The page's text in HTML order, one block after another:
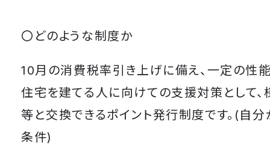
〇どのような制度か
10月の消費税率引き上げに備え、一定の性
住宅を建てる人に向けての支援対策として
等と交換できるポイント発行制度です。(自
条件)